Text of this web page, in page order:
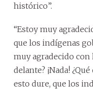
histórico”.
“Estoy muy
que los indígenas
muy agradecido con
delante? ¡Nada!
esto dure, que los